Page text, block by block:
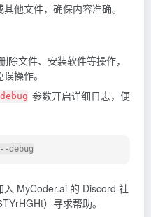
其他文件，确保内容准确。
除文件、安装软件等操作，
操作。
参数开启详细日志，便
debug
入 MyCoder.ai 的 Discord 社
）寻求帮助。